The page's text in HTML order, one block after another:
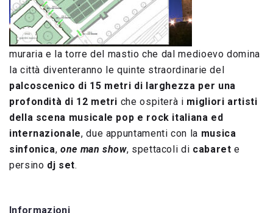
muraria e la torre del mastio che dal medioevo domina
la città diventeranno le quinte straordinarie del
palcoscenico di 15 metri di larghezza per una
profondità di 12 metri che ospiterà i migliori artisti
della scena musicale pop e rock italiana ed
internazionale, due appuntamenti con la musica
sinfonica,one man show, spettacoli di cabaret e
persino dj set.
Informazioni